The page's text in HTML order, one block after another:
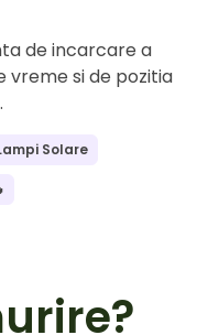
de incarcare a
vreme si de pozitia
Solare